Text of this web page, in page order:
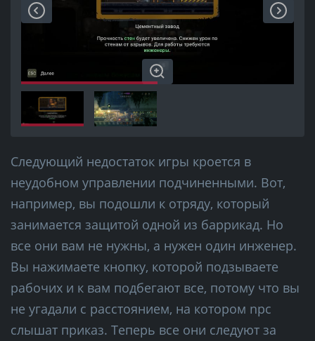
Следующий недостаток игры кроется в
неудобном управлении подчиненными. Вот,
например, вы подошли к отряду, который
занимается защитой одной из баррикад. Но
все они вам не нужны, а нужен один инженер.
Вы нажимаете кнопку, которой подзываете
рабочих и к вам подбегают все, потому что вы
не угадали с расстоянием, на котором npc
слышат приказ. Теперь все они следуют за